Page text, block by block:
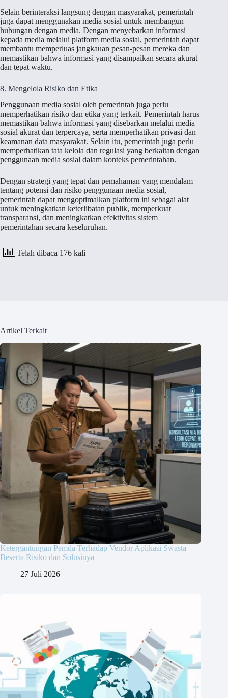
Selain berinteraksi langsung dengan masyarakat, pemerintah
juga dapat menggunakan media sosial untuk membangun
hubungan dengan media. Dengan menyebarkan informasi
kepada media melalui platform media sosial, pemerintah dapat
membantu memperluas jangkauan pesan-pesan mereka dan
memastikan bahwa informasi yang disampaikan secara akurat
dan tepat waktu.
8. Mengelola Risiko dan Etika
Penggunaan media sosial oleh pemerintah juga perlu
memperhatikan risiko dan etika yang terkait. Pemerintah harus
memastikan bahwa informasi yang disebarkan melalui media
sosial akurat dan terpercaya, serta memperhatikan privasi dan
keamanan data masyarakat. Selain itu, pemerintah juga perlu
memperhatikan tata kelola dan regulasi yang berkaitan dengan
penggunaan media sosial dalam konteks pemerintahan.
Dengan strategi yang tepat dan pemahaman yang mendalam
tentang potensi dan risiko penggunaan media sosial,
pemerintah dapat mengoptimalkan platform ini sebagai alat
untuk meningkatkan keterlibatan publik, memperkuat
transparansi, dan meningkatkan efektivitas sistem
pemerintahan secara keseluruhan.
Telah dibaca 176 kali
Artikel Terkait
Ketergantungan Pemda Terhadap Vendor Aplikasi Swasta
Beserta Risiko dan Solusinya
27 Juli 2026